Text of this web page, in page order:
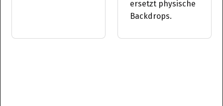
ersetzt physische
Backdrops.